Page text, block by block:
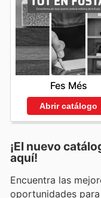
Fes Més
Abrir catálogo
¡El nuevo
aquí!
Encuentra las